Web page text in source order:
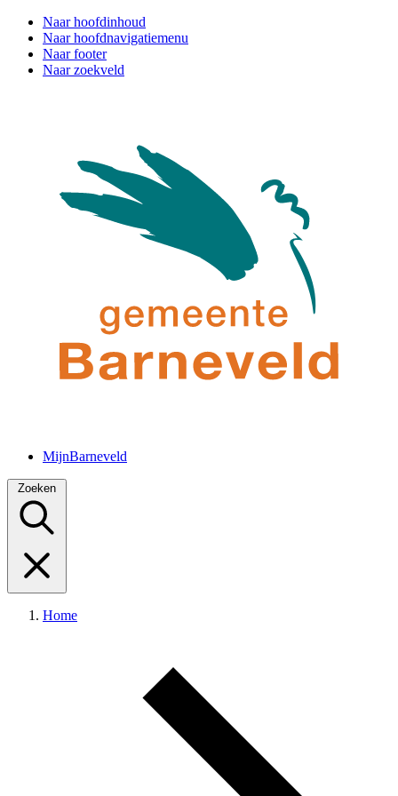
Naar hoofdinhoud
Naar hoofdnavigatiemenu
Naar footer
Naar zoekveld
MijnBarneveld
Zoeken
Home